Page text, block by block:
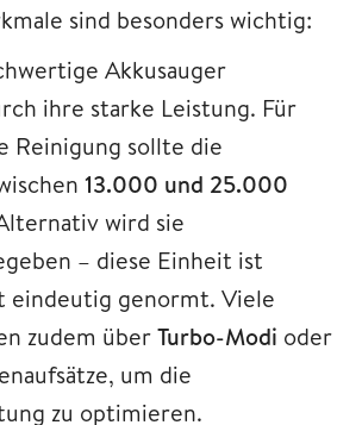
sind besonders wichtig:
Akkusauger
ihre starke Leistung. Für
Reinigung sollte die
13.000 und 25.000
wird sie
– diese Einheit ist
eindeutig genormt. Viele
zudem überTurbo-Modi oder
um die
zu optimieren.